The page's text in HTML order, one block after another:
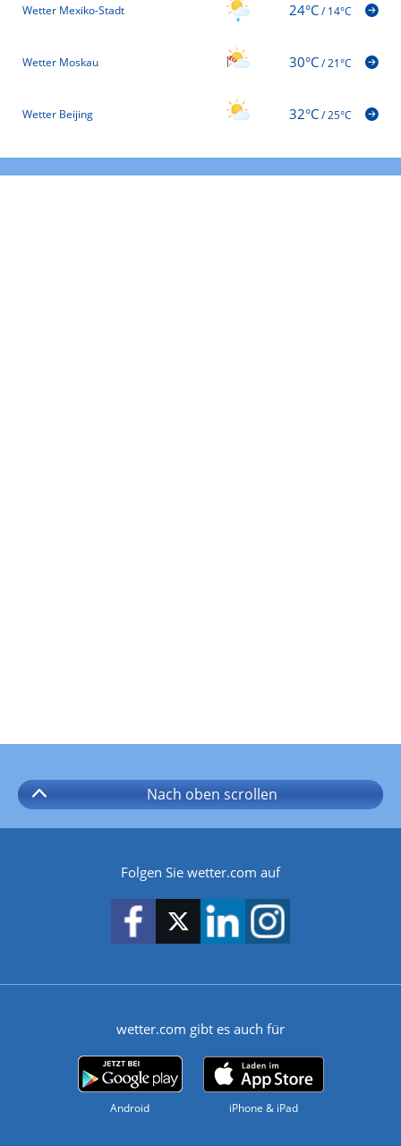
Wetter Mexiko-Stadt 24°C/14°C
Wetter Moskau 30°C/21°C
Wetter Beijing 32°C/25°C
Nach oben scrollen
Folgen Sie wetter.com auf
wetter.com gibt es auch für
Android iPhone & iPad